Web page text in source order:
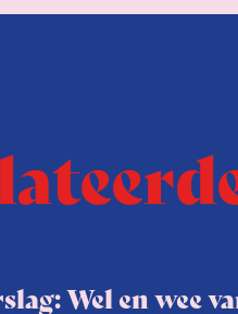
Wel en wee